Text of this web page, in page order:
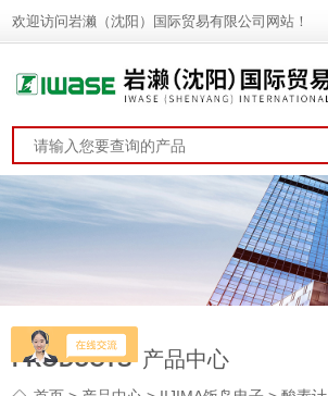
欢迎访问岩濑（沈阳）国际贸易有限公司网站！
PRODUCTS 产品中心